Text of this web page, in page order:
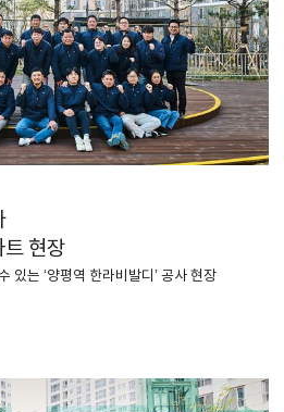
트 현장
있는 ‘양평역 한라비발디’ 공사 현장